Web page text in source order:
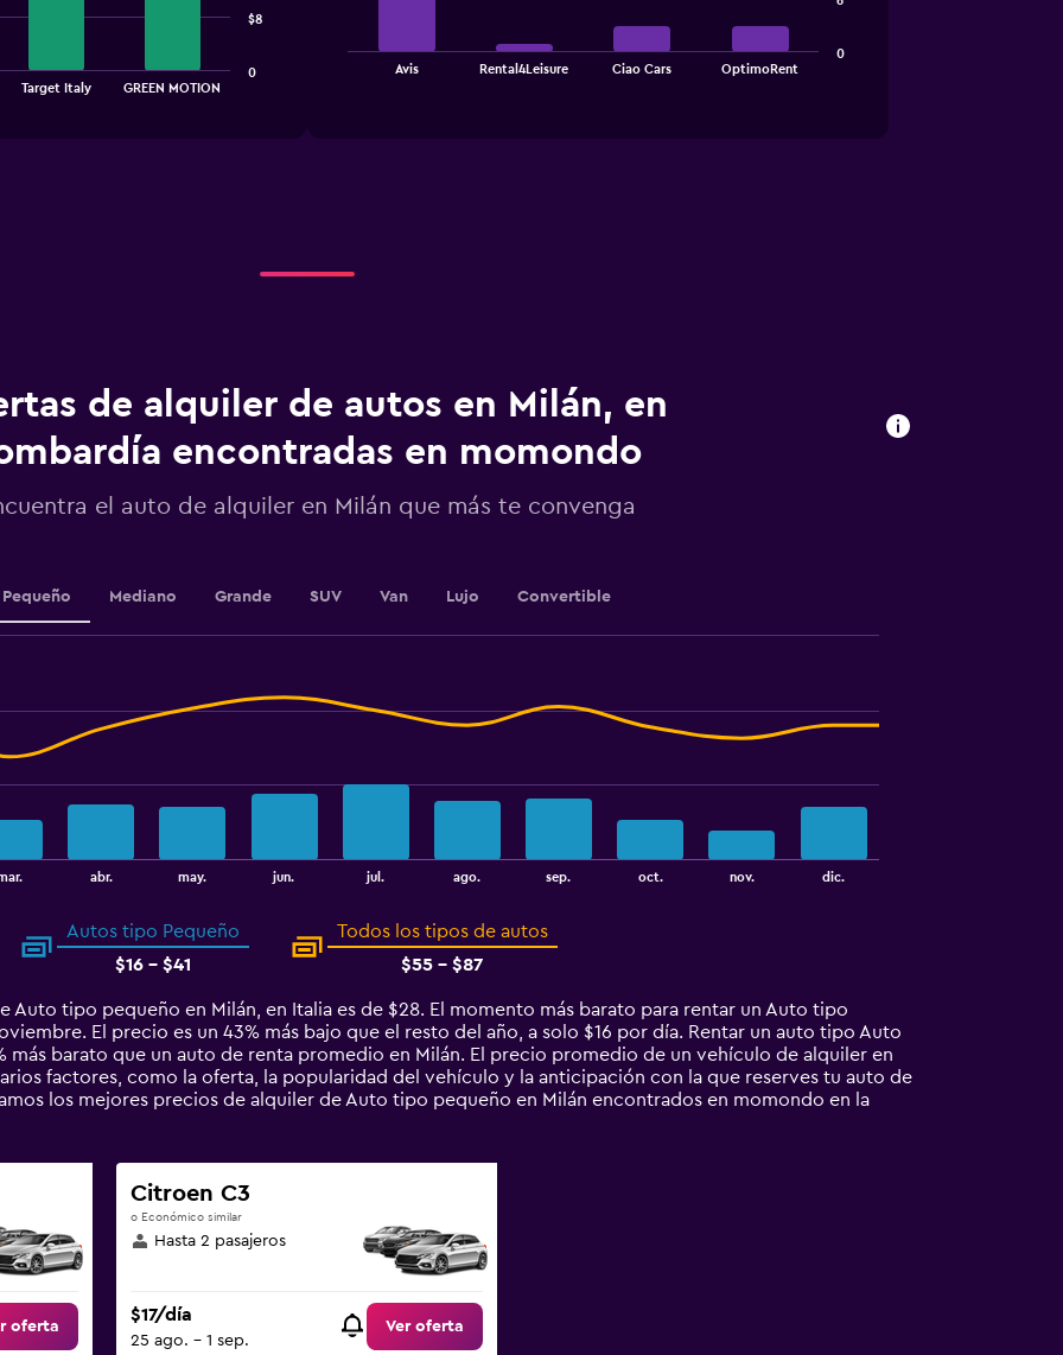
Target Italy GREEN MOTION
0
$8
axis
displaying
values.
Range:
to
Avis Rental4Leisure Ciao Cars OptimoRent
0
de alquiler de autos en Milán, en
encontradas en momondo
el auto de alquiler en Milán que más te convenga
Pequeño Mediano Grande SUV Van Lujo Convertible
abr. may. jun. jul. ago. sep. oct. nov. dic.
Autos tipo Pequeño
$16 - $41
Todos los tipos de autos
$55 - $87
Auto tipo pequeño en Milán, en Italia es de $28. El momento más barato para rentar un Auto tipo
El precio es un 43% más bajo que el resto del año, a solo $16 por día. Rentar un auto tipo Auto
más barato que un auto de renta promedio en Milán. El precio promedio de un vehículo de alquiler en
factores, como la oferta, la popularidad del vehículo y la anticipación con la que reserves tu auto de
los mejores precios de alquiler de Auto tipo pequeño en Milán encontrados en momondo en la
oferta
Citroen C3
o Económico similar
Hasta 2 pasajeros
$17/día
25 ago. - 1 sep.
Ver oferta